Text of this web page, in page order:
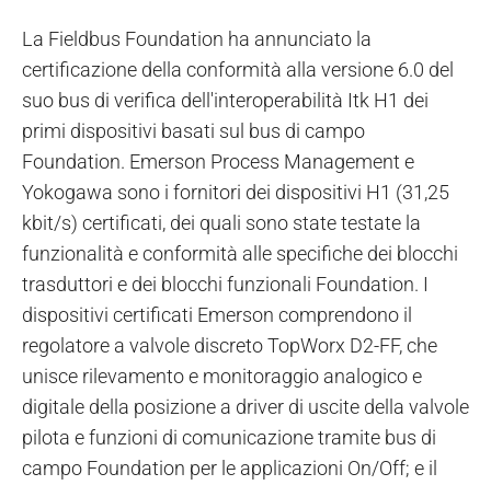
La Fieldbus Foundation ha annunciato la
certificazione della conformità alla versione 6.0 del
suo bus di verifica dell'interoperabilità Itk H1 dei
primi dispositivi basati sul bus di campo
Foundation. Emerson Process Management e
Yokogawa sono i fornitori dei dispositivi H1 (31,25
kbit/s) certificati, dei quali sono state testate la
funzionalità e conformità alle specifiche dei blocchi
trasduttori e dei blocchi funzionali Foundation. I
dispositivi certificati Emerson comprendono il
regolatore a valvole discreto TopWorx D2-FF, che
unisce rilevamento e monitoraggio analogico e
digitale della posizione a driver di uscite della valvole
pilota e funzioni di comunicazione tramite bus di
campo Foundation per le applicazioni On/Off; e il